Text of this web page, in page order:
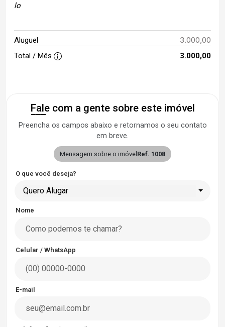
lo
Aluguel 3.000,00
Total / Mês 3.000,00
Fale com a gente sobre este imóvel
Preencha os campos abaixo e retornamos o seu contato
em breve.
Mensagem sobre o imóvelRef. 1008
O que você deseja?
Quero Alugar
Nome
Celular / WhatsApp
E-mail